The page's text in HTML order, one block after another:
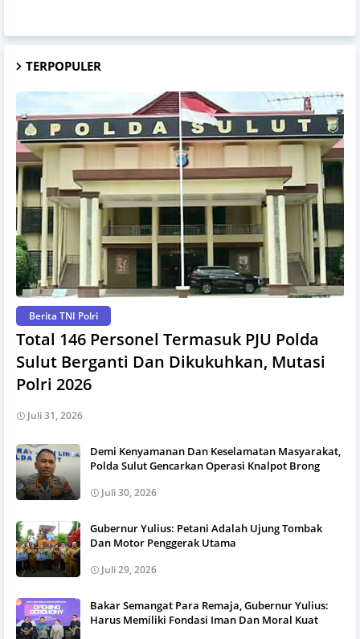
TERPOPULER
Berita TNI Polri
Total 146 Personel Termasuk PJU Polda
Sulut Berganti Dan Dikukuhkan, Mutasi
Polri 2026
Juli 31, 2026
Demi Kenyamanan Dan Keselamatan Masyarakat,
Polda Sulut Gencarkan Operasi Knalpot Brong
Juli 30, 2026
Gubernur Yulius: Petani Adalah Ujung Tombak
Dan Motor Penggerak Utama
Juli 29, 2026
Bakar Semangat Para Remaja, Gubernur Yulius:
Harus Memiliki Fondasi Iman Dan Moral Kuat